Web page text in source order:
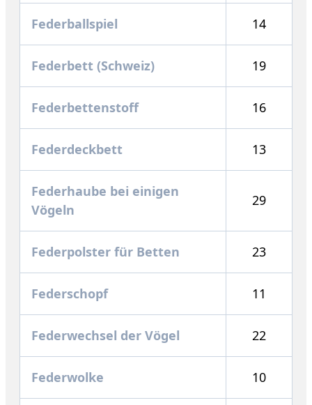
Federballspiel 14
Federbett (Schweiz) 19
Federbettenstoff 16
Federdeckbett 13
Federhaube bei einigen
Vögeln
29
Federpolster für Betten 23
Federschopf 11
Federwechsel der Vögel 22
Federwolke 10